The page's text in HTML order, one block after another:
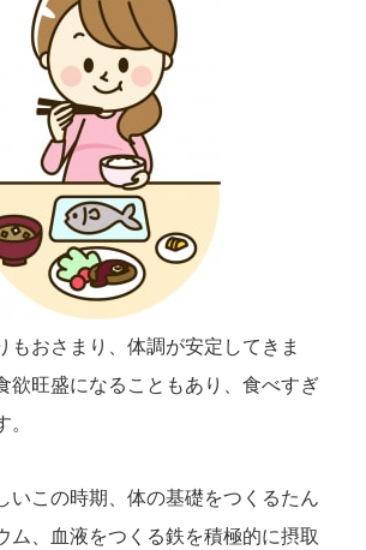
もおさまり、体調が安定してきま
欲旺盛になることもあり、食べすぎ
いこの時期、体の基礎をつくるたん
ム、血液をつくる鉄を積極的に摂取